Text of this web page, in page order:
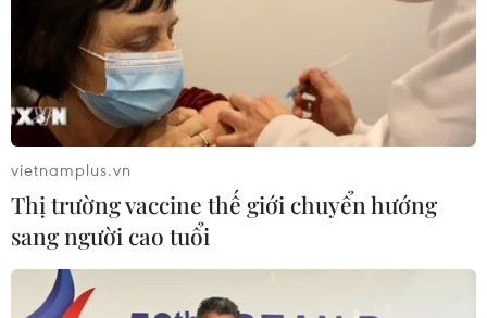
cho gần 1.700 lưu học sinh Lào.
vietnamplus.vn
Thị trường vaccine thế giới chuyển hướng
sang người cao tuổi